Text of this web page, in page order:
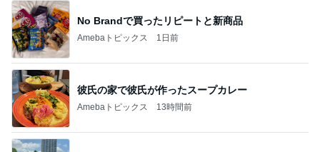
No Brandで買ったリピートと新商品
Amebaトピックス 1日前
彼氏の家で彼氏が作ったスープカレー
Amebaトピックス 13時間前